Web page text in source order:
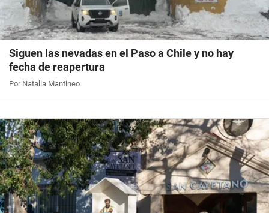
Siguen las nevadas en el Paso a Chile y no hay
fecha de reapertura
Por Natalia Mantineo